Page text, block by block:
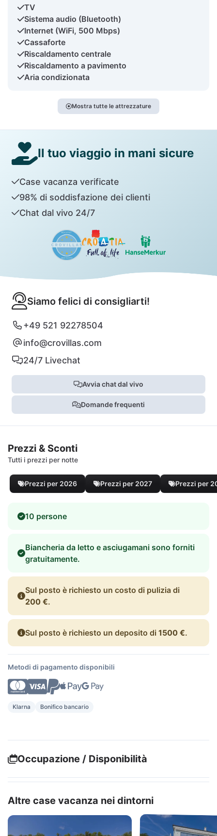
TV
Sistema audio (Bluetooth)
Internet (WiFi, 500 Mbps)
Cassaforte
Riscaldamento centrale
Riscaldamento a pavimento
Aria condizionata
Mostra tutte le attrezzature
Il tuo viaggio in mani sicure
Case vacanza verificate
98% di soddisfazione dei clienti
Chat dal vivo 24/7
Siamo felici di consigliarti!
+49 521 92278504
info@crovillas.com
24/7 Livechat
Avvia chat dal vivo
Domande frequenti
Prezzi & Sconti
Tutti i prezzi per notte
Prezzi per 2026 Prezzi per 2027 Prezzi per
10 persone
Biancheria da letto e asciugamani sono forniti
gratuitamente.
Sul posto è richiesto un costo di pulizia di
200 €.
Sul posto è richiesto un deposito di 1500 €.
Metodi di pagamento disponibili
Klarna Bonifico bancario
Occupazione / Disponibilità
Altre case vacanza nei dintorni